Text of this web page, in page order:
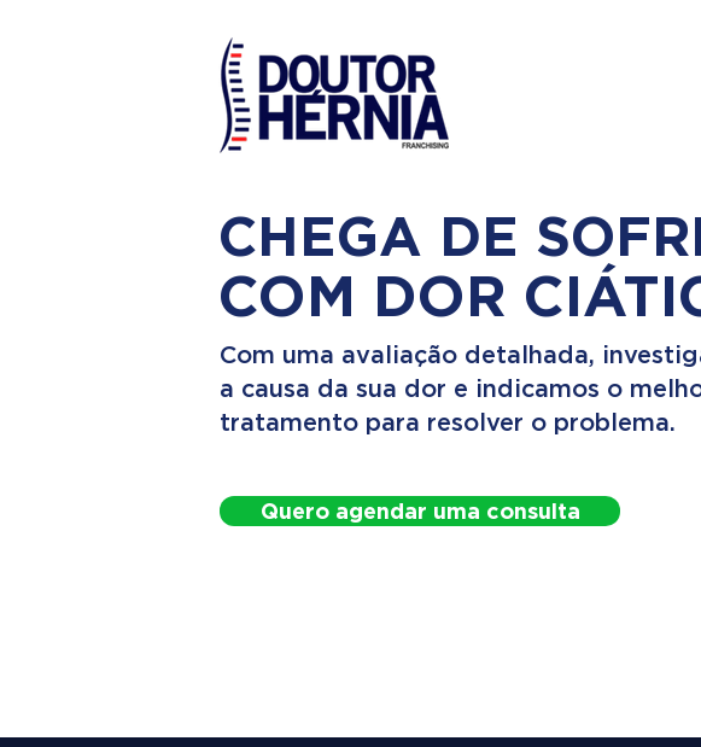
CHEGA DE
COM DOR
Com uma avaliação detalhada,
a causa da sua dor e indicamos o
tratamento para resolver o problema.
Quero agendar uma consulta